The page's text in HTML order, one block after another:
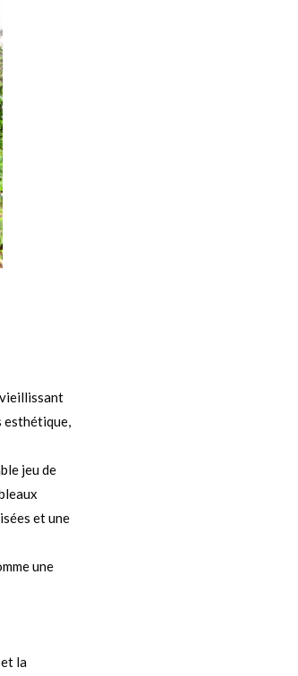
esthétique,
jeu de
et une
une
la